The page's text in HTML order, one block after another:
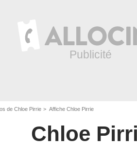
de Chloe Pirrie Affiche Chloe Pirrie
Chloe